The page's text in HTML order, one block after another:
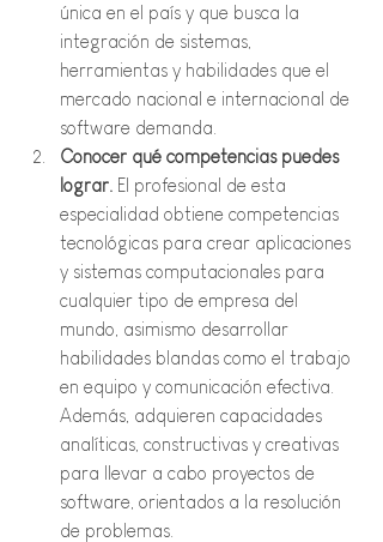
única en el país y que busca la
integración de sistemas,
herramientas y habilidades que el
mercado nacional e internacional de
software demanda.
Conocer qué competencias puedes
lograr. El profesional de esta
especialidad obtiene competencias
tecnológicas para crear aplicaciones
y sistemas computacionales para
cualquier tipo de empresa del
mundo, asimismo desarrollar
habilidades blandas como el trabajo
en equipo y comunicación efectiva.
Además, adquieren capacidades
analíticas, constructivas y creativas
para llevar a cabo proyectos de
software, orientados a la resolución
de problemas.